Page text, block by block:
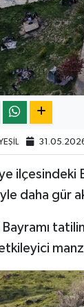
ilçesindeki
daha gür
Bayramı